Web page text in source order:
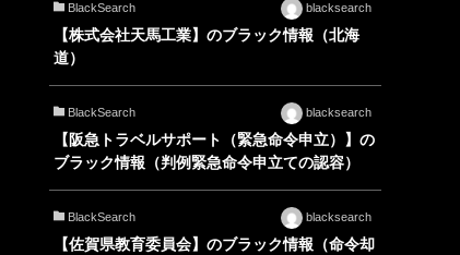
BlackSearch blacksearch
【株式会社天馬工業】のブラック情報（北海
道）
BlackSearch blacksearch
【阪急トラベルサポート（緊急命令申立）】の
ブラック情報（判例緊急命令申立ての認容）
BlackSearch blacksearch
【佐賀県教育委員会】のブラック情報（命令却